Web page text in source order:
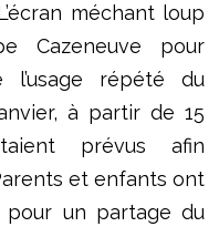
méchant loup
Cazeneuve pour
l’usage répété du
à partir de 15
prévus afin
et enfants ont
pour un partage du